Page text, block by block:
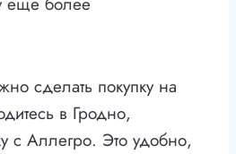
сделать покупку на
в Гродно,
с Аллегро. Это удобно,